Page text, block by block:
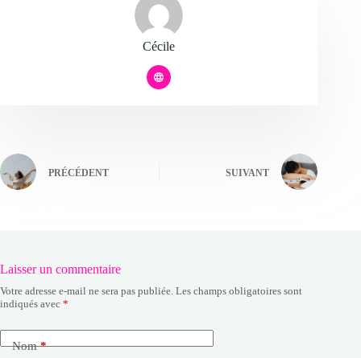
Cécile
PRÉCÉDENT SUIVANT
Laisser un commentaire
Votre adresse e-mail ne sera pas publiée. Les champs obligatoires sont
indiqués avec *
Nom*